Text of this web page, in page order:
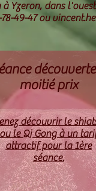
Yzeron, dans
49-47 ou
moitié prix
découvrir le
ou le Qi Gong à un
attractif pour la 1ère
séance.